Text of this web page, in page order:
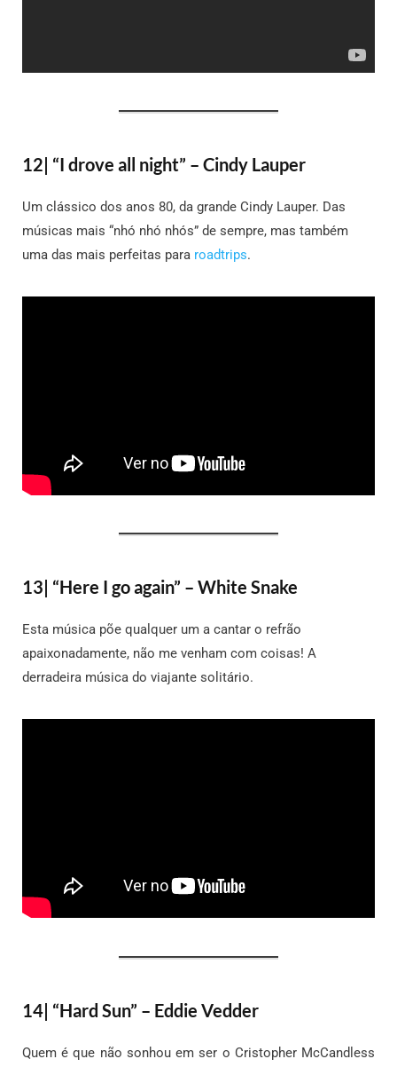
12| “I drove all night” – Cindy Lauper
Um clássico dos anos 80, da grande Cindy Lauper. Das
músicas mais “nhó nhó nhós” de sempre, mas também
uma das mais perfeitas para roadtrips.
13| “Here I go again” – White Snake
Esta música põe qualquer um a cantar o refrão
apaixonadamente, não me venham com coisas! A
derradeira música do viajante solitário.
14| “Hard Sun” – Eddie Vedder
Quem é que não sonhou em ser o Cristopher McCandless